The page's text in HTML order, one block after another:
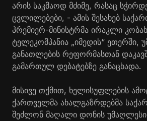
არის საკმაოდ მძიმე, რასაც
ცვლილებები, - ამის შესახებ
პრემიერ-მინისტრმა ირაკლი
ტელეკომპანია „იმედის“ ეთერში,
განათლების რეფორმასთან
გამართულ დებატებზე განაცხადა.
მისივე თქმით, ხელისუფლების
ქართველმა ახალგაზრდებმა
შეძლონ მაღალი დონის